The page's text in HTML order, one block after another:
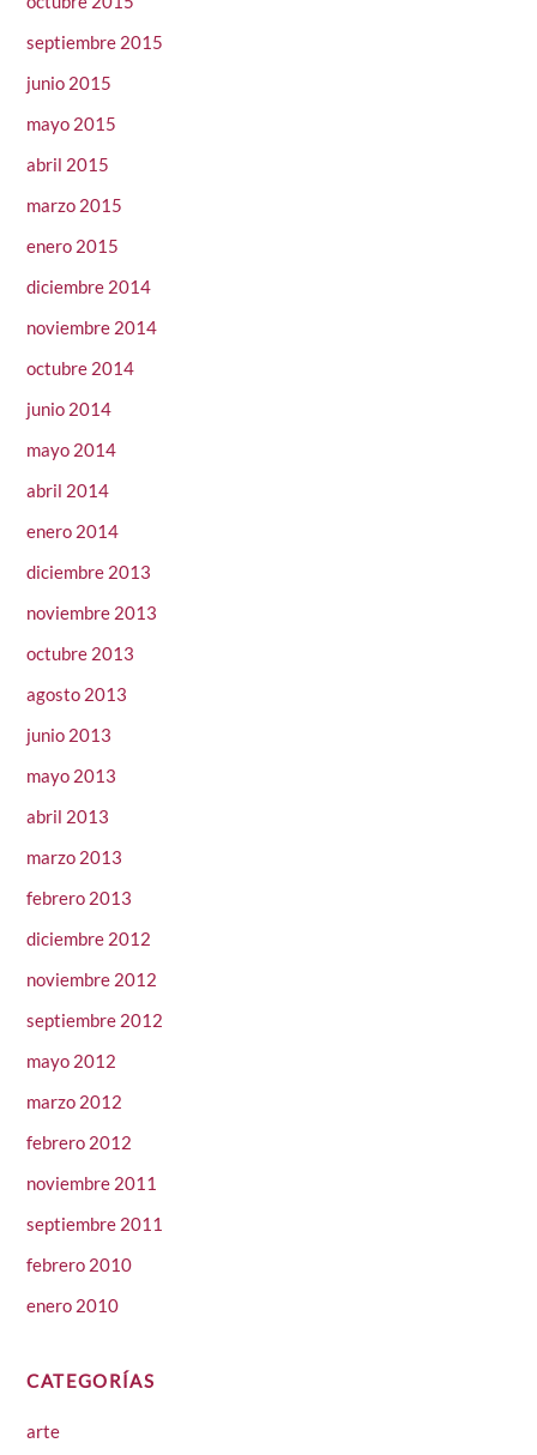
septiembre 2015
junio 2015
mayo 2015
abril 2015
marzo 2015
enero 2015
diciembre 2014
noviembre 2014
octubre 2014
junio 2014
mayo 2014
abril 2014
enero 2014
diciembre 2013
noviembre 2013
octubre 2013
agosto 2013
junio 2013
mayo 2013
abril 2013
marzo 2013
febrero 2013
diciembre 2012
noviembre 2012
septiembre 2012
mayo 2012
marzo 2012
febrero 2012
noviembre 2011
septiembre 2011
febrero 2010
enero 2010
CATEGORÍAS
arte